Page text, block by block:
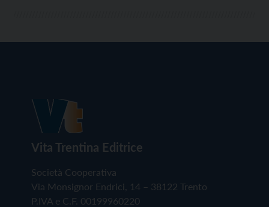
Vita Trentina Editrice
Società Cooperativa
Via Monsignor Endrici, 14 – 38122 Trento
P.IVA e C.F. 00199960220